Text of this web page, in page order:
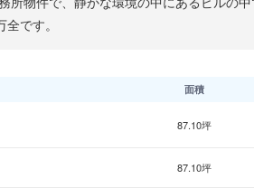
です。
面積
87.10坪
87.10坪